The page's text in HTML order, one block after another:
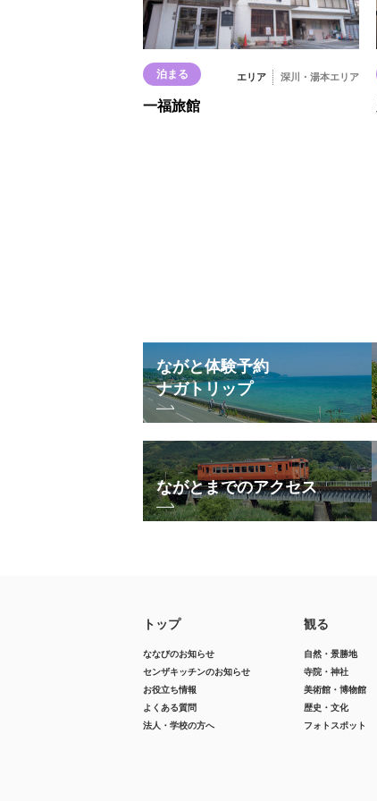
泊まる エリア 深川・湯本エリア
一福旅館
ながと体験予約
ナガトリップ
ながとまでのアクセス
トップ
ななびのお知らせ
センザキッチンのお知らせ
お役立ち情報
よくある質問
法人・学校の方へ
観る
自然・景勝地
寺院・神社
美術館・博物館
歴史・文化
フォトスポット